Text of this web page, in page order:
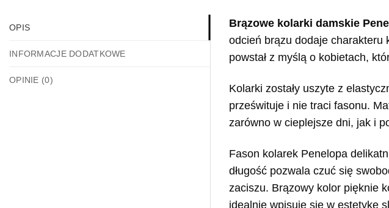
OPIS
INFORMACJE DODATKOWE
OPINIE (0)
Brązowe kolarki damskie
odcień brązu dodaje charakteru
powstał z myślą o kobietach,
Kolarki zostały uszyte z
prześwituje i nie traci fasonu.
zarówno w cieplejsze dni, jak i
Fason kolarek Penelopa
długość pozwala czuć się
zaciszu. Brązowy kolor pięknie
idealnie wpisuje się w estetykę